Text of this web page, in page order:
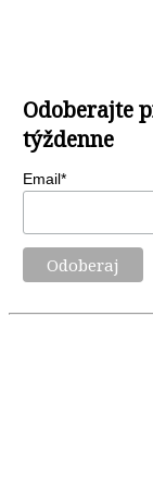
Odoberajte
týždenne
Email*